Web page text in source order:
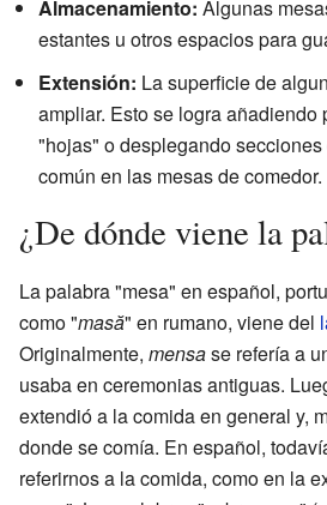
Almacenamiento: Algunas
estantes u otros espacios para
Extensión: La superficie de
ampliar. Esto se logra añadiendo
"hojas" o desplegando
común en las mesas de comedor.
¿De dónde viene la
La palabra "mesa" en español,
como "masă" en rumano, viene del
Originalmente, mensase refería a
usaba en ceremonias antiguas.
extendió a la comida en general y,
donde se comía. En español,
referirnos a la comida, como en la